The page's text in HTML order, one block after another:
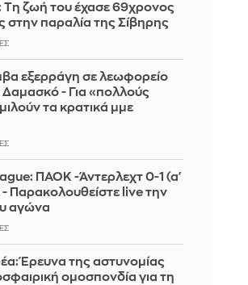
Τη ζωή του έχασε 69χρονος
στην παραλία της Σίβηρης
εξερράγη σε λεωφορείο
Δαμασκό - Για «πολλούς
τα κρατικά μμε
ΠΑΟΚ -Άντερλεχτ 0-1 (α'
- Παρακολουθείστε live την
αγώνα
Έρευνα της αστυνομίας
ομοσπονδία για τη